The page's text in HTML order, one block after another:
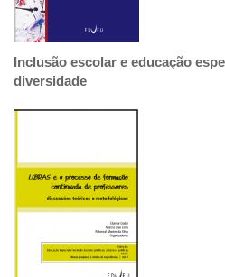
Inclusão escolar e educação
diversidade